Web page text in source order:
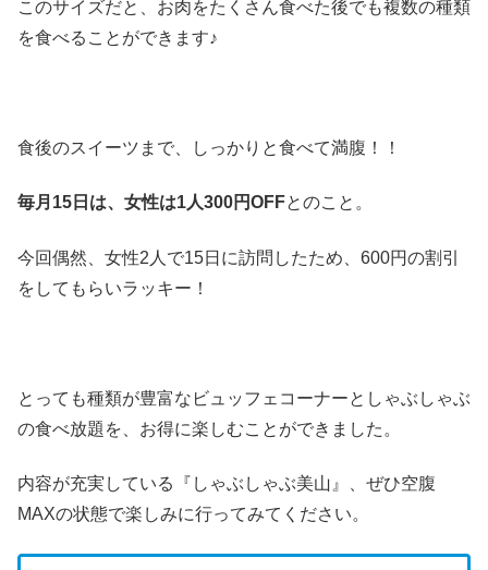
このサイズだと、お肉をたくさん食べた後でも複数の種類
を食べることができます♪
食後のスイーツまで、しっかりと食べて満腹！！
毎月15日は、女性は1人300円OFFとのこと。
今回偶然、女性2人で15日に訪問したため、600円の割引
をしてもらいラッキー！
とっても種類が豊富なビュッフェコーナーとしゃぶしゃぶ
の食べ放題を、お得に楽しむことができました。
内容が充実している『しゃぶしゃぶ美山』、ぜひ空腹
MAXの状態で楽しみに行ってみてください。